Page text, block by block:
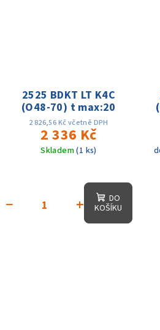
2525 BDKT LT K4C
(O48-70) t max:20
2 826,56 Kč včetně DPH
2 336 Kč
Skladem(1 ks)
+
−
DO
KOŠÍKU